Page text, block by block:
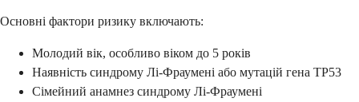
Основні фактори ризику включають:
Молодий вік, особливо віком до 5 років
Наявність синдрому Лі-Фраумені або мутацій гена TP53
Сімейний анамнез синдрому Лі-Фраумені